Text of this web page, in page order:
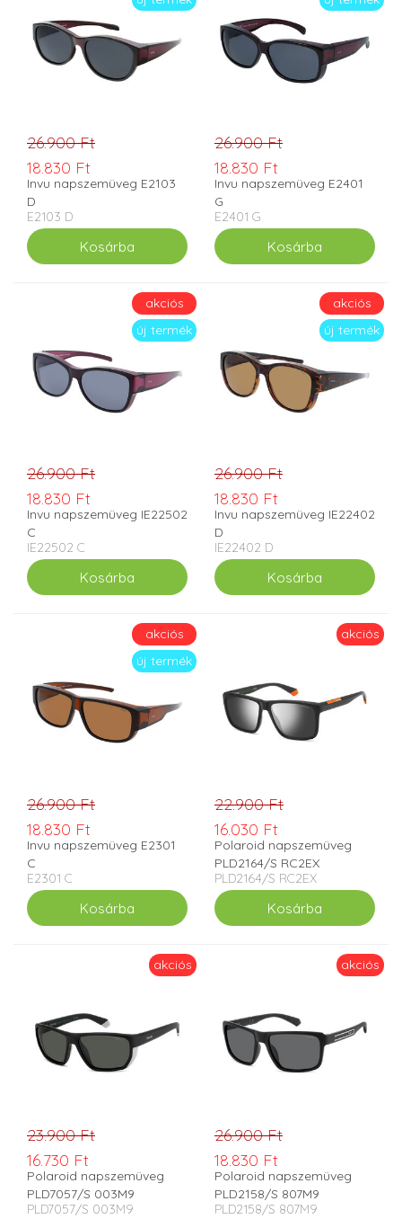
26.900 Ft
18.830 Ft
Invu napszemüveg E2103
D
E2103 D
26.900 Ft
18.830 Ft
Invu napszemüveg E2401
G
E2401 G
akciós
új termék
26.900 Ft
18.830 Ft
Invu napszemüveg IE22502
C
IE22502 C
akciós
új termék
26.900 Ft
18.830 Ft
Invu napszemüveg IE22402
D
IE22402 D
akciós
új termék
26.900 Ft
18.830 Ft
Invu napszemüveg E2301
C
E2301 C
akciós
22.900 Ft
16.030 Ft
Polaroid napszemüveg
PLD2164/S RC2EX
PLD2164/S RC2EX
akciós
23.900 Ft
16.730 Ft
Polaroid napszemüveg
PLD7057/S 003M9
PLD7057/S 003M9
akciós
26.900 Ft
18.830 Ft
Polaroid napszemüveg
PLD2158/S 807M9
PLD2158/S 807M9